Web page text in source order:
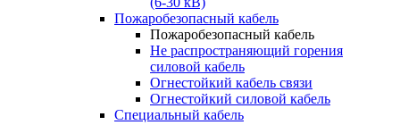
Пожаробезопасный кабель
Пожаробезопасный кабель
Не распространяющий горения
силовой кабель
Огнестойкий кабель связи
Огнестойкий силовой кабель
Специальный кабель